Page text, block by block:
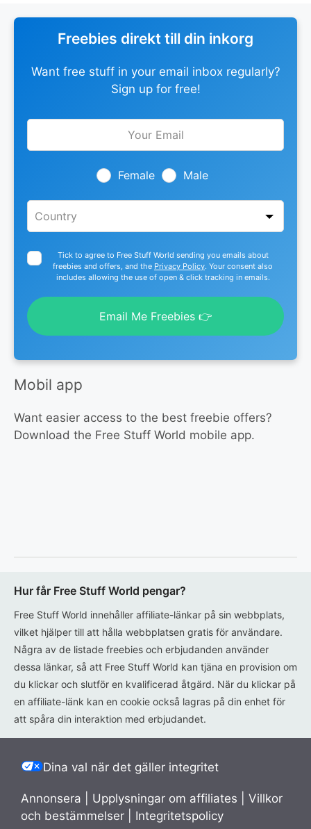
Freebies direkt till din inkorg
Want free stuff in your email inbox regularly?
Sign up for free!
Leave
Female Male
Tick to agree to Free Stuff World sending you emails about
freebies and offers, and the Privacy Policy. Your consent also
includes allowing the use of open & click tracking in emails.
Email Me Freebies 👉
Mobil app
Want easier access to the best freebie offers?
Download the Free Stuff World mobile app.
Hur får Free Stuff World pengar?
Free Stuff World innehåller affiliate-länkar på sin webbplats,
vilket hjälper till att hålla webbplatsen gratis för användare.
Några av de listade freebies och erbjudanden använder
dessa länkar, så att Free Stuff World kan tjäna en provision om
du klickar och slutför en kvalificerad åtgärd. När du klickar på
en affiliate-länk kan en cookie också lagras på din enhet för
att spåra din interaktion med erbjudandet.
Dina val när det gäller integritet
Annonsera Upplysningar om affiliates
Villkor
och bestämmelser
Integritetspolicy